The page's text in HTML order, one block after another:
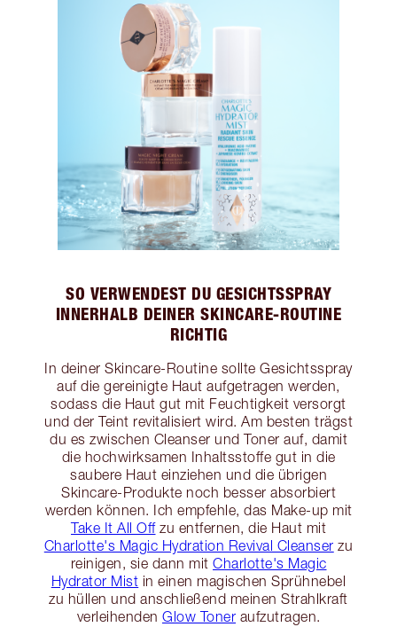
SO VERWENDEST DU GESICHTSSPRAY
INNERHALB DEINER SKINCARE-ROUTINE
RICHTIG
In deiner Skincare-Routine sollte Gesichtsspray
auf die gereinigte Haut aufgetragen werden,
sodass die Haut gut mit Feuchtigkeit versorgt
und der Teint revitalisiert wird. Am besten trägst
du es zwischen Cleanser und Toner auf, damit
die hochwirksamen Inhaltsstoffe gut in die
saubere Haut einziehen und die übrigen
Skincare-Produkte noch besser absorbiert
werden können. Ich empfehle, das Make-up mit
Take It All Offzu entfernen, die Haut mit
Charlotte's Magic Hydration Revival Cleanser zu
reinigen, sie dann mit Charlotte's Magic
Hydrator Mist in einen magischen Sprühnebel
zu hüllen und anschließend meinen Strahlkraft
verleihenden Glow Toner aufzutragen.